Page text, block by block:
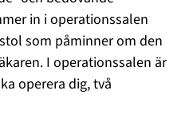
in i operationssalen
som påminner om den
I operationssalen är
operera dig, två